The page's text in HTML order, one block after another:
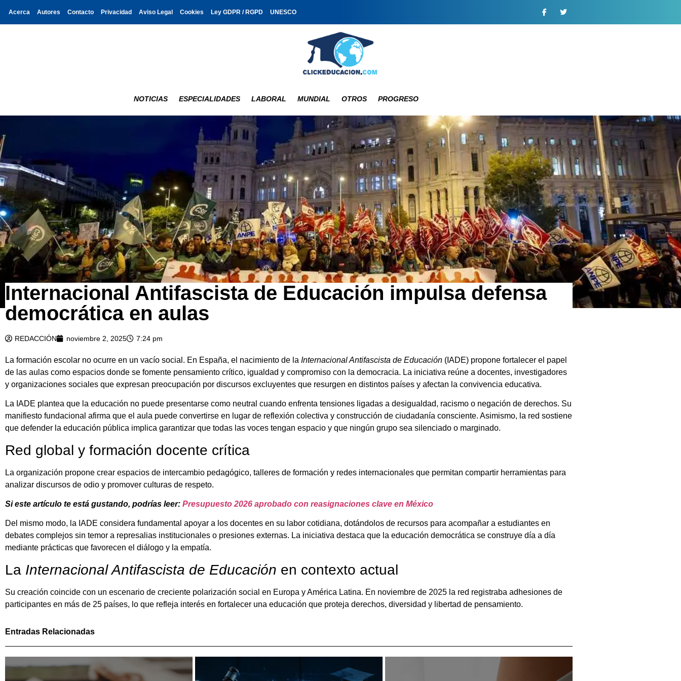
Acerca Autores Contacto Privacidad Aviso Legal Cookies Ley GDPR / RGPD UNESCO
NOTICIAS ESPECIALIDADES LABORAL MUNDIAL OTROS PROGRESO
Internacional Antifascista de Educación impulsa defensa
democrática en aulas
REDACCIÓN noviembre 2, 2025 7:24 pm
La formación escolar no ocurre en un vacío social. En España, el nacimiento de la Internacional Antifascista de Educación (IADE) propone fortalecer el papel
de las aulas como espacios donde se fomente pensamiento crítico, igualdad y compromiso con la democracia. La iniciativa reúne a docentes, investigadores
y organizaciones sociales que expresan preocupación por discursos excluyentes que resurgen en distintos países y afectan la convivencia educativa.
La IADE plantea que la educación no puede presentarse como neutral cuando enfrenta tensiones ligadas a desigualdad, racismo o negación de derechos. Su
manifiesto fundacional afirma que el aula puede convertirse en lugar de reflexión colectiva y construcción de ciudadanía consciente. Asimismo, la red sostiene
que defender la educación pública implica garantizar que todas las voces tengan espacio y que ningún grupo sea silenciado o marginado.
Red global y formación docente crítica
La organización propone crear espacios de intercambio pedagógico, talleres de formación y redes internacionales que permitan compartir herramientas para
analizar discursos de odio y promover culturas de respeto.
Si este artículo te está gustando, podrías leer: Presupuesto 2026 aprobado con reasignaciones clave en México
Del mismo modo, la IADE considera fundamental apoyar a los docentes en su labor cotidiana, dotándolos de recursos para acompañar a estudiantes en
debates complejos sin temor a represalias institucionales o presiones externas. La iniciativa destaca que la educación democrática se construye día a día
mediante prácticas que favorecen el diálogo y la empatía.
La Internacional Antifascista de Educación en contexto actual
Su creación coincide con un escenario de creciente polarización social en Europa y América Latina. En noviembre de 2025 la red registraba adhesiones de
participantes en más de 25 países, lo que refleja interés en fortalecer una educación que proteja derechos, diversidad y libertad de pensamiento.
Entradas Relacionadas